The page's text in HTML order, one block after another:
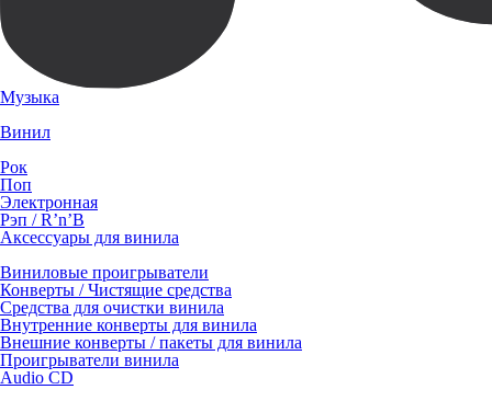
Музыка
Винил
Рок
Поп
Электронная
Рэп / R’n’B
Аксессуары для винила
Виниловые проигрыватели
Конверты / Чистящие средства
Средства для очистки винила
Внутренние конверты для винила
Внешние конверты / пакеты для винила
Проигрыватели винила
Audio CD